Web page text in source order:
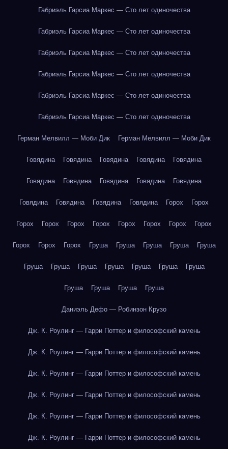
Габриэль Гарсиа Маркес — Сто лет одиночества
Габриэль Гарсиа Маркес — Сто лет одиночества
Габриэль Гарсиа Маркес — Сто лет одиночества
Габриэль Гарсиа Маркес — Сто лет одиночества
Габриэль Гарсиа Маркес — Сто лет одиночества
Габриэль Гарсиа Маркес — Сто лет одиночества
Герман Мелвилл — Моби Дик Герман Мелвилл — Моби Дик
Говядина Говядина Говядина Говядина Говядина
Говядина Говядина Говядина Говядина Говядина
Говядина Говядина Говядина Говядина Горох Горох
Горох Горох Горох Горох Горох Горох Горох Горох
Горох Горох Горох Груша Груша Груша Груша Груша
Груша Груша Груша Груша Груша Груша Груша
Груша Груша Груша Груша
Даниэль Дефо — Робинзон Крузо
Дж. К. Роулинг — Гарри Поттер и философский камень
Дж. К. Роулинг — Гарри Поттер и философский камень
Дж. К. Роулинг — Гарри Поттер и философский камень
Дж. К. Роулинг — Гарри Поттер и философский камень
Дж. К. Роулинг — Гарри Поттер и философский камень
Дж. К. Роулинг — Гарри Поттер и философский камень